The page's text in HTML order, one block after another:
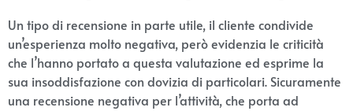
Un tipo di recensione in parte utile, il cliente condivide
un’esperienza molto negativa, però evidenzia le criticità
che l’hanno portato a questa valutazione ed esprime la
sua insoddisfazione con dovizia di particolari. Sicuramente
una recensione negativa per l’attività, che porta ad